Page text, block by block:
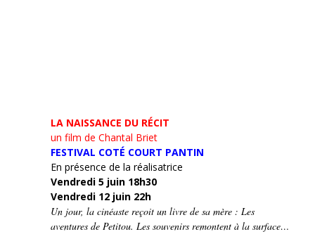
LA NAISSANCE DU RÉCIT
un film de Chantal Briet
FESTIVAL COTÉ COURT PANTIN
En présence de la réalisatrice
Vendredi 5 juin 18h30
Vendredi 12 juin 22h
Un jour, la cinéaste reçoit un livre de sa mère : Les
aventures de Petitou. Les souvenirs remontent à la surface…